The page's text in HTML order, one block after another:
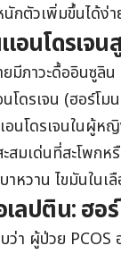
นักตัวเพิ่มขึ้นได้ง่า
อนโดรเจ
ยมีภาวะดื้ออินซูลิ
โดรเจน (ฮอร์โ
อนโดรเจนในผู้
สมเด่นที่สะโพกห
าหวาน ไขมันในเ
ลปติน: ฮอ
ว่า ผู้ป่วย PCOS